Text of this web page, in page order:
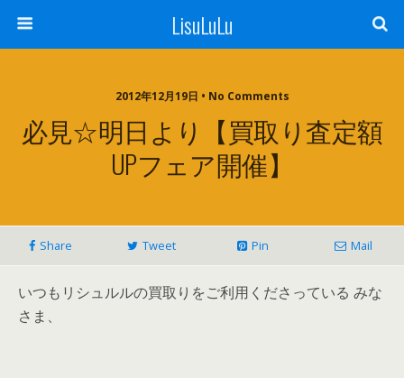
LisuLuLu
2012年12月19日 • No Comments
必見☆明日より【買取り査定額
UPフェア開催】
Share Tweet Pin Mail
いつもリシュルルの買取りをご利用くださっている みな
さま、